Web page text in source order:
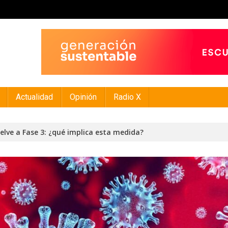
Actualidad Opinión Radio X
a Fase 3: ¿qué implica esta medida?